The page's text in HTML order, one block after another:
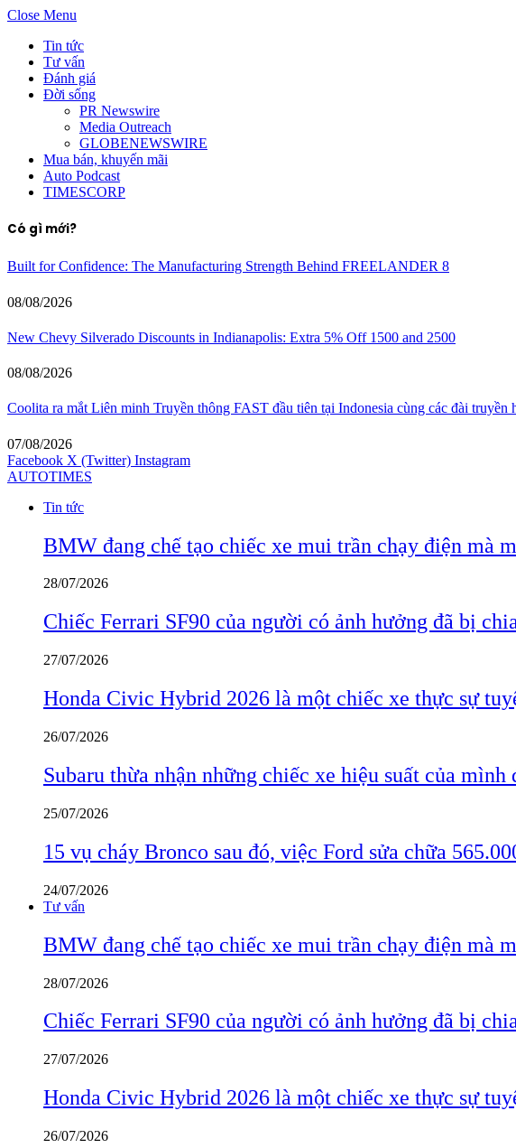
Close Menu
Tin tức
Tư vấn
Đánh giá
Đời sống
PR Newswire
Media Outreach
GLOBENEWSWIRE
Mua bán, khuyến mãi
Auto Podcast
TIMESCORP
Có gì mới?
Built for Confidence: The Manufacturing Strength Behind FREELANDER 8
08/08/2026
New Chevy Silverado Discounts in Indianapolis: Extra 5% Off 1500 and 2500
08/08/2026
Coolita ra mắt Liên minh Truyền thông FAST đầu tiên tại Indonesia cùng các đài truyền
07/08/2026
Facebook X (Twitter) Instagram
AUTOTIMES
Tin tức
BMW đang chế tạo chiếc xe mui trần chạy điện mà
28/07/2026
Chiếc Ferrari SF90 của người có ảnh hưởng đã bị
27/07/2026
Honda Civic Hybrid 2026 là một chiếc xe thực sự
26/07/2026
Subaru thừa nhận những chiếc xe hiệu suất của
25/07/2026
15 vụ cháy Bronco sau đó, việc Ford sửa chữa
24/07/2026
Tư vấn
BMW đang chế tạo chiếc xe mui trần chạy điện mà
28/07/2026
Chiếc Ferrari SF90 của người có ảnh hưởng đã bị
27/07/2026
Honda Civic Hybrid 2026 là một chiếc xe thực sự
26/07/2026